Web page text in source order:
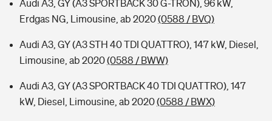
Audi A3, GY (A3 SPORTBACK 30 G-TRON), 96 kW,
Erdgas NG, Limousine, ab 2020(0588 / BVQ)
Audi A3, GY (A3 STH 40 TDI QUATTRO), 147 kW, Diesel,
Limousine, ab 2020(0588 / BWW)
Audi A3, GY (A3 SPORTBACK 40 TDI QUATTRO), 147
kW, Diesel, Limousine, ab 2020(0588 / BWX)